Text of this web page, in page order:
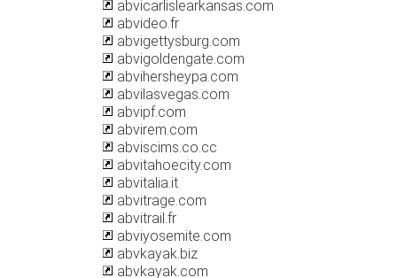
abvicarlislearkansas.com
abvideo.fr
abvigettysburg.com
abvigoldengate.com
abvihersheypa.com
abvilasvegas.com
abvipf.com
abvirem.com
abviscims.co.cc
abvitahoecity.com
abvitalia.it
abvitrage.com
abvitrail.fr
abviyosemite.com
abvkayak.biz
abvkayak.com